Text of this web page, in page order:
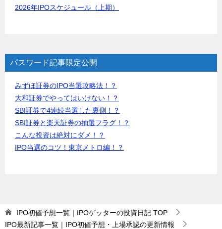
2026年IPOスケジュール（上期）
パスワード記事限定公開
みずほ証券のIPO当選攻略法！？
大和証券でやってはいけない！？
SBI証券で4連続当選した裏側！？
SBI証券と楽天証券の抽選フラグ！？
こんな投資は絶対にダメ！？
IPO当選のコツ！東京メトロ編！？
IPO初値予想一覧｜IPOゲッターの投資日記 TOP
IPO最新記事一覧｜IPO初値予想・上場承認の更新情報